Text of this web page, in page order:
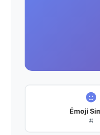
Émoji
🍌